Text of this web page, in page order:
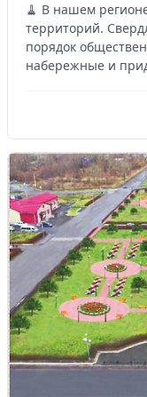
🧹 В нашем
территорий.
порядок
набережные и